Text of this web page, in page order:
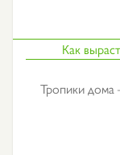
Как
Тропики дома